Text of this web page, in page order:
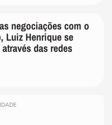
negociações com o
Luiz Henrique se
das redes